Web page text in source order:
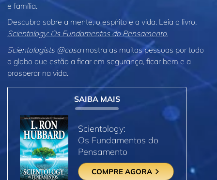
e família.
Descubra sobre a mente, o espírito e a vida. Leia o livro,
Scientology: Os Fundamentos do Pensamento.
Scientologists @casamostra as muitas pessoas por todo
o globo que estão a ficar em segurança, ficar bem e a
prosperar na vida.
SAIBA MAIS
Scientology:
Os Fundamentos do
Pensamento
COMPRE AGORA